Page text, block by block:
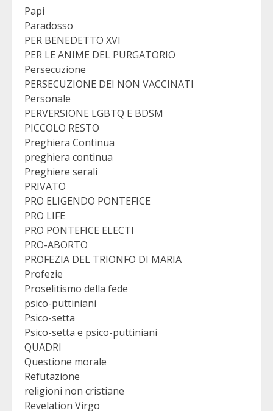
Papi
Paradosso
PER BENEDETTO XVI
PER LE ANIME DEL PURGATORIO
Persecuzione
PERSECUZIONE DEI NON VACCINATI
Personale
PERVERSIONE LGBTQ E BDSM
PICCOLO RESTO
Preghiera Continua
preghiera continua
Preghiere serali
PRIVATO
PRO ELIGENDO PONTEFICE
PRO LIFE
PRO PONTEFICE ELECTI
PRO-ABORTO
PROFEZIA DEL TRIONFO DI MARIA
Profezie
Proselitismo della fede
psico-puttiniani
Psico-setta
Psico-setta e psico-puttiniani
QUADRI
Questione morale
Refutazione
religioni non cristiane
Revelation Virgo